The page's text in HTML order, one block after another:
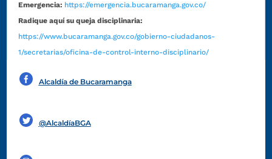
Emergencia: https://emergencia.bucaramanga.gov.co/
Radique aquí su queja disciplinaria:
https://www.bucaramanga.gov.co/gobierno-ciudadanos-
1/secretarias/oficina-de-control-interno-disciplinario/
Alcaldía de Bucaramanga
@AlcaldíaBGA